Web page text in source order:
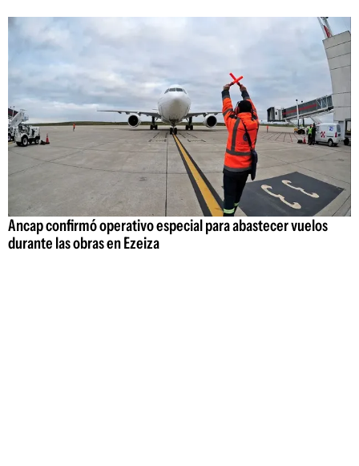
Ancap confirmó operativo especial para abastecer vuelos
durante las obras en Ezeiza